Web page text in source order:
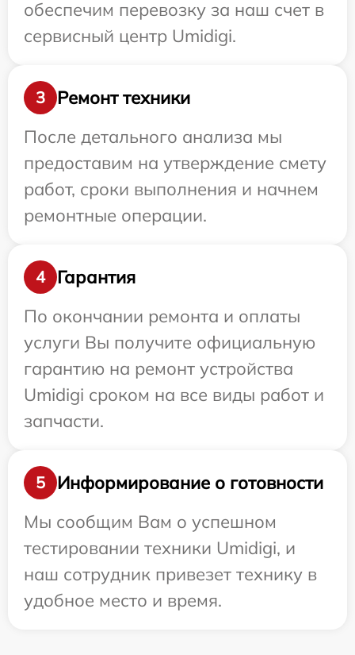
обеспечим перевозку за наш счет в
сервисный центр Umidigi.
3
Ремонт техники
После детального анализа мы
предоставим на утверждение смету
работ, сроки выполнения и начнем
ремонтные операции.
4
Гарантия
По окончании ремонта и оплаты
услуги Вы получите официальную
гарантию на ремонт устройства
Umidigi сроком на все виды работ и
запчасти.
5
Информирование о готовности
Мы сообщим Вам о успешном
тестировании техники Umidigi, и
наш сотрудник привезет технику в
удобное место и время.